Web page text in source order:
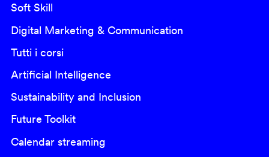
Soft Skill
Digital Marketing & Communication
Tutti i corsi
Artificial Intelligence
Sustainability and Inclusion
Future Toolkit
Calendar streaming